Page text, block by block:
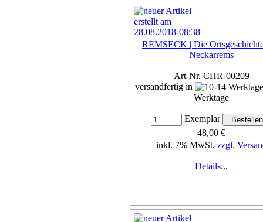
REMSECK | Die
Neckarrems
Art-Nr. CHR-00209
versandfertig in
Werktage
Exemplar
48,00 €
inkl. 7% MwSt, zzgl.
Details...